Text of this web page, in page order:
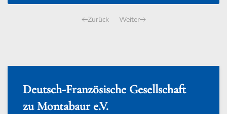
Zurück Weiter
Deutsch-Französische Gesellschaft
zu Montabaur e.V.